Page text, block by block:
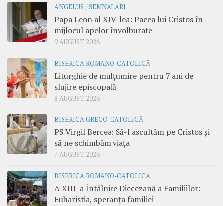
ANGELUS /SEMNALĂRI
Papa Leon al XIV-lea: Pacea lui Cristos în
mijlocul apelor învolburate
9 AUGUST 2026
BISERICA ROMANO-CATOLICĂ
Liturghie de mulțumire pentru 7 ani de
slujire episcopală
8 AUGUST 2026
BISERICA GRECO-CATOLICĂ
PS Virgil Bercea: Să-l ascultăm pe Cristos și
să ne schimbăm viața
7 AUGUST 2026
BISERICA ROMANO-CATOLICĂ
A XIII-a Întâlnire Diecezană a Familiilor:
Euharistia, speranța familiei